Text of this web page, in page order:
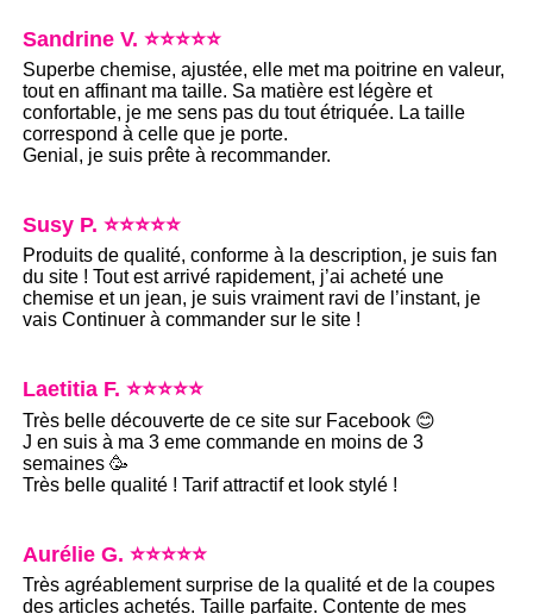
Sandrine V. ⭐⭐⭐⭐⭐
Superbe chemise, ajustée, elle met ma poitrine en valeur,
tout en affinant ma taille. Sa matière est légère et
confortable, je me sens pas du tout étriquée. La taille
correspond à celle que je porte.
Genial, je suis prête à recommander.
Susy P. ⭐⭐⭐⭐⭐
Produits de qualité, conforme à la description, je suis fan
du site ! Tout est arrivé rapidement, j’ai acheté une
chemise et un jean, je suis vraiment ravi de l’instant, je
vais Continuer à commander sur le site !
Laetitia F. ⭐⭐⭐⭐⭐
Très belle découverte de ce site sur Facebook 😊
J en suis à ma 3 eme commande en moins de 3
semaines 🥳
Très belle qualité ! Tarif attractif et look stylé !
Aurélie G. ⭐⭐⭐⭐⭐
Très agréablement surprise de la qualité et de la coupes
des articles achetés. Taille parfaite. Contente de mes